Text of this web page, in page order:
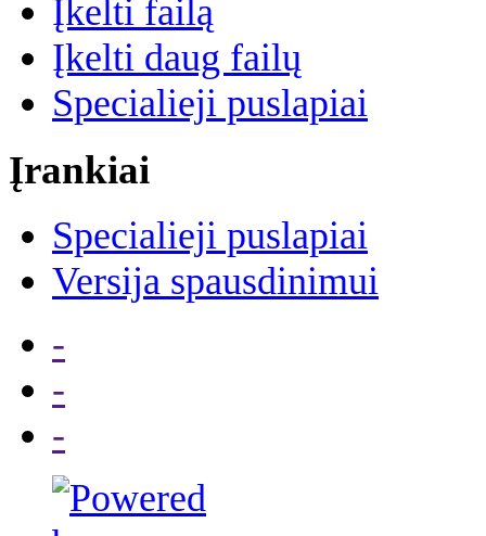
Įkelti failą
Įkelti daug failų
Specialieji puslapiai
Įrankiai
Specialieji puslapiai
Versija spausdinimui
-
-
-